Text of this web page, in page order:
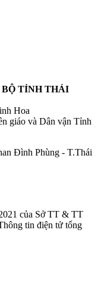
TỈNH THÁI
Hoa
giáo và Dân vận Tỉnh
Đình Phùng - T.Thái
của Sở TT & TT
tin điện tử tổng